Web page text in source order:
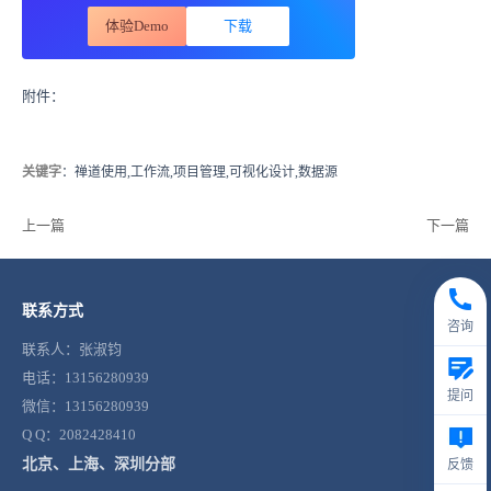
体验Demo 下载
附件：
关键字：禅道使用,工作流,项目管理,可视化设计,数据源
上一篇 下一篇
联系方式
联系人：张淑钧
电话：13156280939
微信：13156280939
Q Q：2082428410
北京、上海、深圳分部
咨询
提问
反馈